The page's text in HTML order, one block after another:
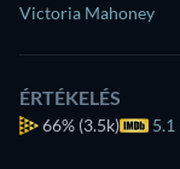
Victoria Mahoney
ÉRTÉKELÉS
66% (3.5k) 5.1